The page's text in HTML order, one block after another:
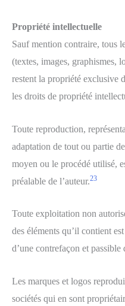
Propriété intellectuelle
Sauf mention contraire, tous
(textes, images, graphismes,
restent la propriété exclusive
les droits de propriété
Toute reproduction,
adaptation de tout ou partie
moyen ou le procédé utilisé,
préalable de l’auteur.23
Toute exploitation non
des éléments qu’il contient
d’une contrefaçon et passible
Les marques et logos
sociétés qui en sont